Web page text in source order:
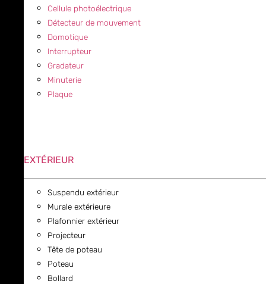
Cellule photoélectrique
Détecteur de mouvement
Domotique
Interrupteur
Gradateur
Minuterie
Plaque
EXTÉRIEUR
Suspendu extérieur
Murale extérieure
Plafonnier extérieur
Projecteur
Tête de poteau
Poteau
Bollard